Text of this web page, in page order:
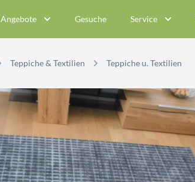
Angebote Gesuche Service
Teppiche & Textilien Teppiche u. Textilien